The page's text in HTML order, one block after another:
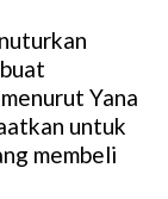
Yana
untuk
membeli